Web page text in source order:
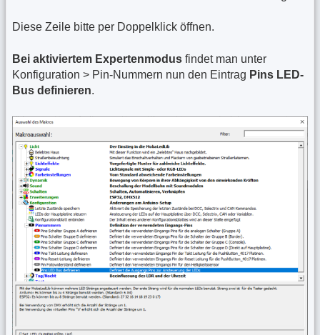
Diese Zeile bitte per Doppelklick öffnen.
Bei aktiviertem Expertenmodus findet man unter
Konfiguration > Pin-Nummern nun den Eintrag Pins LED-
Bus definieren.